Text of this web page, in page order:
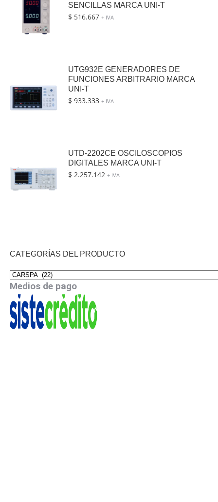
SENCILLAS MARCA UNI-T
$ 516.667 + IVA
UTG932E GENERADORES DE
FUNCIONES ARBITRARIO MARCA
UNI-T
$ 933.333 + IVA
UTD-2202CE OSCILOSCOPIOS
DIGITALES MARCA UNI-T
$ 2.257.142 + IVA
CATEGORÍAS DEL PRODUCTO
Medios de pago